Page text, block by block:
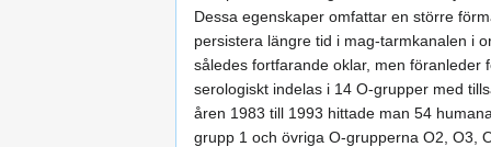
Dessa egenskaper omfattar en större
persistera längre tid i mag-tarmkanalen i
således fortfarande oklar, men
serologiskt indelas i 14 O-grupper med
åren 1983 till 1993 hittade man 54
grupp 1 och övriga O-grupperna O2, O3,